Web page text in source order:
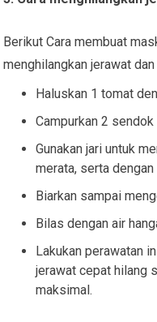
Berikut Cara membuat
menghilangkan jerawat
Haluskan 1 tomat
Campurkan 2
Gunakan jari untuk
merata, serta
Biarkan sampai
Bilas dengan air
Lakukan perawatan
jerawat cepat hilang
maksimal.